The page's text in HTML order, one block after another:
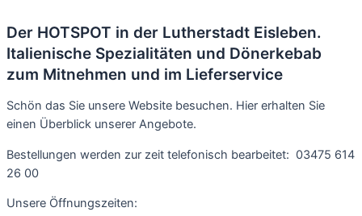
Der HOTSPOT in der Lutherstadt Eisleben.
Italienische Spezialitäten und Dönerkebab
zum Mitnehmen und im Lieferservice
Schön das Sie unsere Website besuchen. Hier erhalten Sie
einen Überblick unserer Angebote.
Bestellungen werden zur zeit telefonisch bearbeitet: 03475 614
26 00
Unsere Öffnungszeiten: